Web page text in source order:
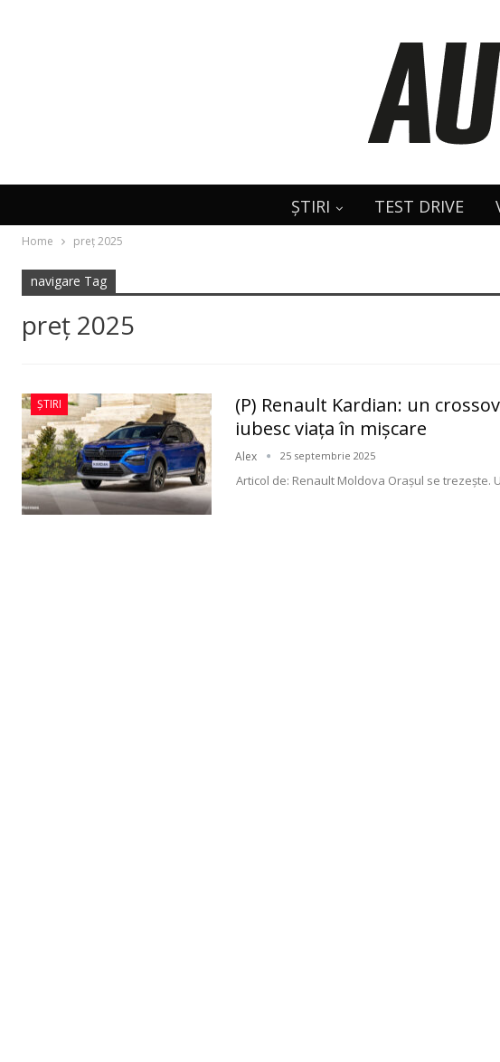
ȘTIRI TEST DRIVE
Home preț 2025
navigare Tag
preț 2025
ȘTIRI
(P) Renault Kardian: un
iubesc viața în mișcare
Alex 25 septembrie 2025
Articol de: Renault Moldova Orașul se trezește.